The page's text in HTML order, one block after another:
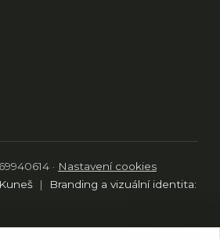
· Nastavení cookies
|
Branding a vizuální identita: